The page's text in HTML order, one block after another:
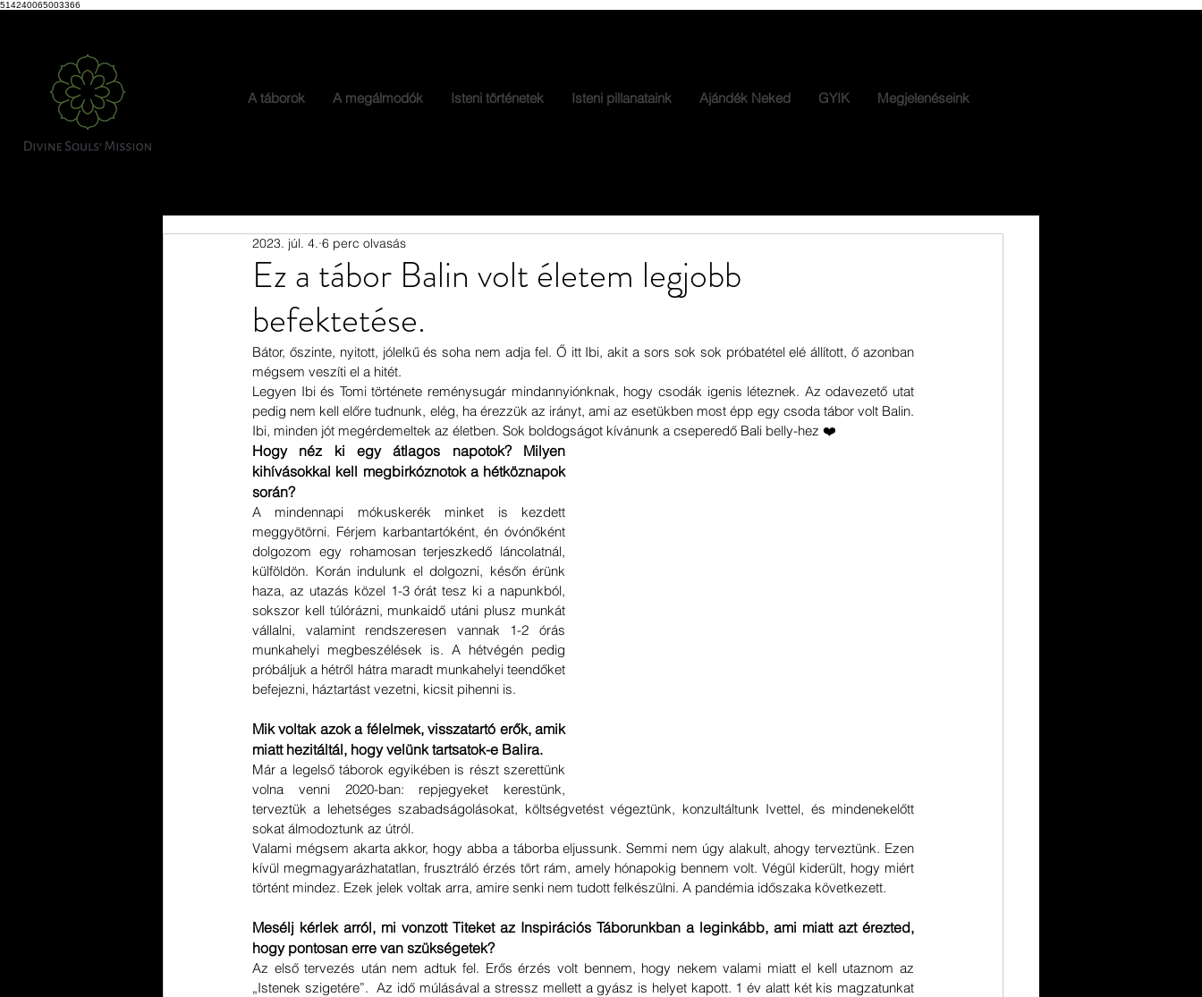
514240065003366
A táborok A megálmodók Isteni történetek Isteni pillanataink Ajándék Neked GYIK Megjelenéseink
Ez a tábor Balin volt életem legjobb
befektetése.
2023. júl. 4. 6 perc olvasás
Bátor, őszinte, nyitott, jólelkű és soha nem adja fel. Ő itt Ibi, akit a sors sok sok próbatétel elé állított, ő azonban
mégsem veszíti el a hitét.
Legyen Ibi és Tomi története reménysugár mindannyiónknak, hogy csodák igenis léteznek. Az odavezető utat
pedig nem kell előre tudnunk, elég, ha érezzük az irányt, ami az esetükben most épp egy csoda tábor volt Balin.
Ibi, minden jót megérdemeltek az életben. Sok boldogságot kívánunk a cseperedő Bali belly-hez ❤️
Hogy néz ki egy átlagos napotok? Milyen
kihívásokkal kell megbirkóznotok a hétköznapok
során?
A mindennapi mókuskerék minket is kezdett
meggyötörni. Férjem karbantartóként, én óvónőként
dolgozom egy rohamosan terjeszkedő láncolatnál,
külföldön. Korán indulunk el dolgozni, későn érünk
haza, az utazás közel 1-3 órát tesz ki a napunkból,
sokszor kell túlórázni, munkaidő utáni plusz munkát
vállalni, valamint rendszeresen vannak 1-2 órás
munkahelyi megbeszélések is. A hétvégén pedig
próbáljuk a hétről hátra maradt munkahelyi teendőket
befejezni, háztartást vezetni, kicsit pihenni is.
Mik voltak azok a félelmek, visszatartó erők, amik
miatt hezitáltál, hogy velünk tartsatok-e Balira.
Már a legelső táborok egyikében is részt szerettünk
volna venni 2020-ban: repjegyeket kerestünk,
terveztük a lehetséges szabadságolásokat, költségvetést végeztünk, konzultáltunk Ivettel, és mindenekelőtt
sokat álmodoztunk az útról.
Valami mégsem akarta akkor, hogy abba a táborba eljussunk. Semmi nem úgy alakult, ahogy terveztünk. Ezen
kívül megmagyarázhatatlan, frusztráló érzés tört rám, amely hónapokig bennem volt. Végül kiderült, hogy miért
történt mindez. Ezek jelek voltak arra, amire senki nem tudott felkészülni. A pandémia időszaka következett.
Mesélj kérlek arról, mi vonzott Titeket az Inspirációs Táborunkban a leginkább, ami miatt azt érezted,
hogy pontosan erre van szükségetek?
Az első tervezés után nem adtuk fel. Erős érzés volt bennem, hogy nekem valami miatt el kell utaznom az
„Istenek szigetére”.  Az idő múlásával a stressz mellett a gyász is helyet kapott. 1 év alatt két kis magzatunkat